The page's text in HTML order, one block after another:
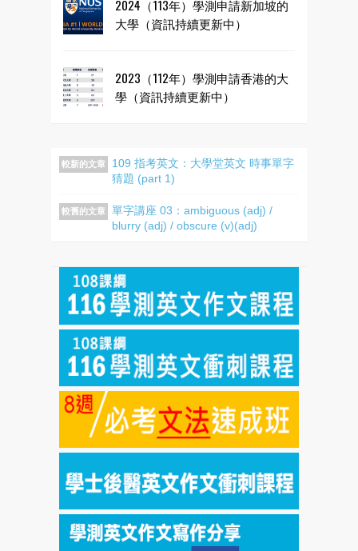
2024（113年）學測申請新加坡的
大學（資訊持續更新中）
2023（112年）學測申請香港的大
學（資訊持續更新中）
較新的文章
109 指考英文：大學堂英文 時事單字
猜題 (part 1)
較舊的文章
單字講座 03：ambiguous (adj) /
blurry (adj) / obscure (v)(adj)